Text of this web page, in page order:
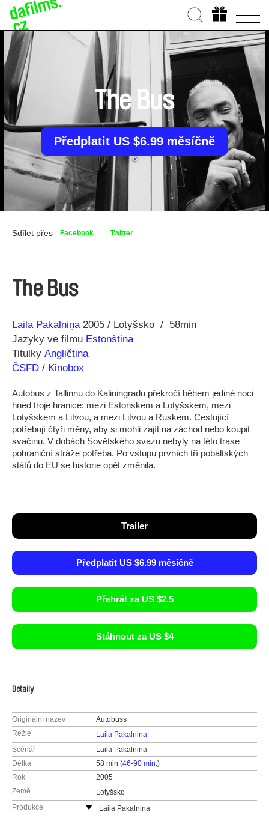
The Bus
Předplatit US $6.99 měsíčně
Sdílet přes Facebook Twitter
The Bus
Režie
Laila Pakalniņa
Rok 2005 Lotyšsko
58min
Jazyky ve filmu Estonština
Titulky Angličtina
ČSFD / Kinobox
Autobus z Tallinnu do Kaliningradu překročí během jediné noci
hned troje hranice: mezi Estonskem a Lotyšskem, mezi
Lotyšskem a Litvou, a mezi Litvou a Ruskem. Cestující
potřebují čtyři měny, aby si mohli zajít na záchod nebo koupit
svačinu. V dobách Sovětského svazu nebyly na této trase
pohraniční stráže potřeba. Po vstupu prvních tří pobaltských
států do EU se historie opět změnila.
Trailer
Předplatit US $6.99 měsíčně
Přehrát za US $2.5
Stáhnout za US $4
Detaily
Originální název
Autobuss
Režie
Laila Pakalniņa
Scénář
Laila Pakalnina
Délka
58 min (46-90 min.)
Rok
2005
Země
Lotyšsko
Produkce
Laila Pakalnina